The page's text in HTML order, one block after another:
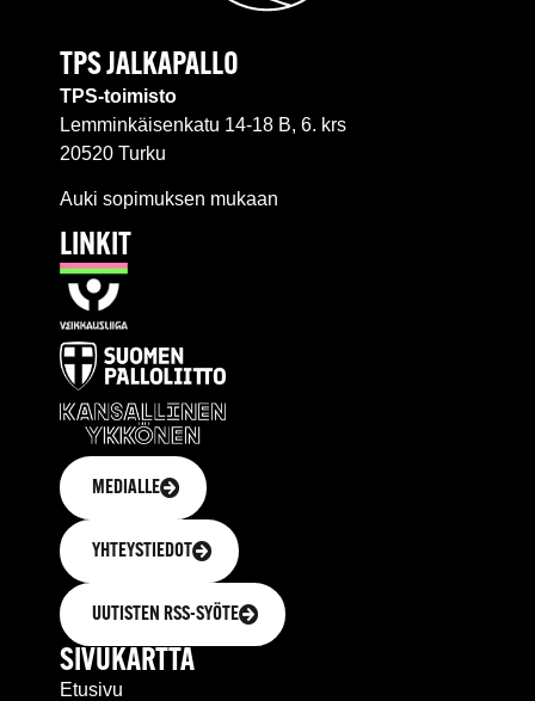
TPS JALKAPALLO
TPS-toimisto
Lemminkäisenkatu 14-18 B, 6. krs
20520 Turku
Auki sopimuksen mukaan
LINKIT
MEDIALLE
YHTEYSTIEDOT
UUTISTEN RSS-SYÖTE
SIVUKARTTA
Etusivu